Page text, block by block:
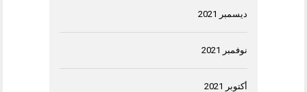
ديسمبر 2021
نوفمبر 2021
أكتوبر 2021